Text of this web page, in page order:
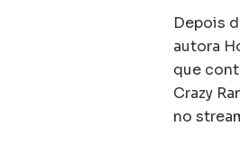
Depois
autora
que
Crazy
no